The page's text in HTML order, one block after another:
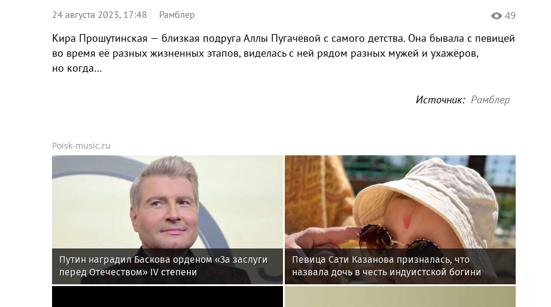
24 августа 2023, 17:48 Рамблер 49
Кира Прошутинская — близкая подруга Аллы Пугачёвой с самого детства. Она бывала с певицей
во время её разных жизненных этапов, виделась с ней рядом разных мужей и ухажёров,
но когда…
Источник: Рамблер
Poisk-music.ru
Путин наградил Баскова орденом «За заслуги
перед Отечеством» IV степени
Певица Сати Казанова призналась, что
назвала дочь в честь индуистской богини